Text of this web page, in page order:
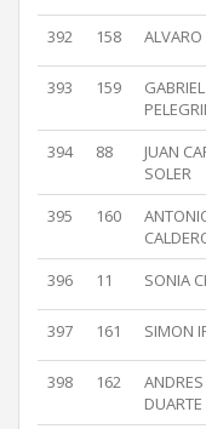
392 158
393 159
394 88
JUAN
SOLER
395 160
396 11 SONIA
397 161 SIMON
398 162
DUARTE